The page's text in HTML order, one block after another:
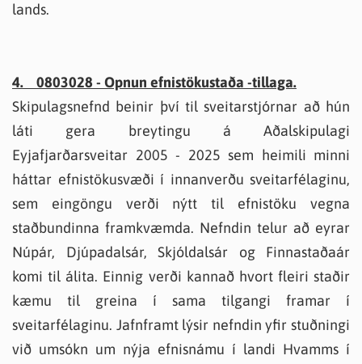
lands.
4. 0803028 - Opnun efnistökustaða -tillaga.
Skipulagsnefnd beinir því til sveitarstjórnar að hún
láti gera breytingu á Aðalskipulagi
Eyjafjarðarsveitar 2005 - 2025 sem heimili minni
háttar efnistökusvæði í innanverðu sveitarfélaginu,
sem eingöngu verði nýtt til efnistöku vegna
staðbundinna framkvæmda. Nefndin telur að eyrar
Núpár, Djúpadalsár, Skjóldalsár og Finnastaðaár
komi til álita. Einnig verði kannað hvort fleiri staðir
kæmu til greina í sama tilgangi framar í
sveitarfélaginu. Jafnframt lýsir nefndin yfir stuðningi
við umsókn um nýja efnisnámu í landi Hvamms í